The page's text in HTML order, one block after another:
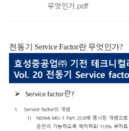
무엇인가.pdf
전동기 Service Factor란 무엇인가?